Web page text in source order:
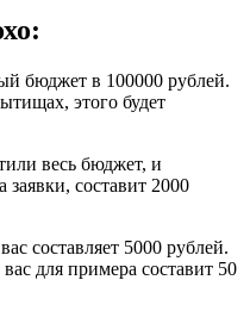
бюджет в 100000 рублей.
этого будет
весь бюджет, и
составит 2000
составляет 5000 рублей.
для примера составит 50